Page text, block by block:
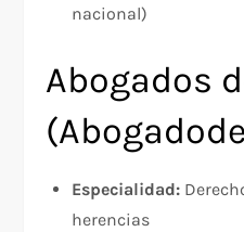
nacional)
Abogados
Especialidad:
herencias